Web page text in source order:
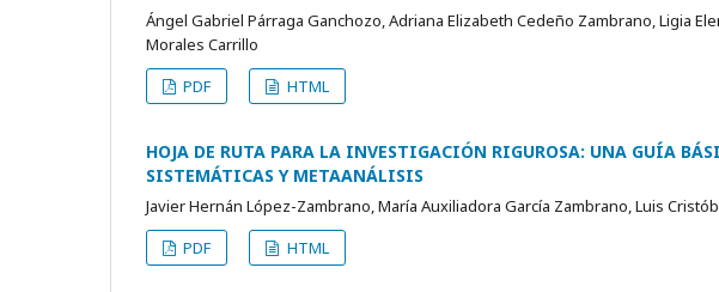
Ángel Gabriel Párraga Ganchozo, Adriana Elizabeth Cedeño Zambrano, Ligia
Morales Carrillo
PDF HTML
HOJA DE RUTA PARA LA INVESTIGACIÓN RIGUROSA: UNA GUÍA
SISTEMÁTICAS Y METAANÁLISIS
Javier Hernán López-Zambrano, María Auxiliadora García Zambrano, Luis
PDF
HTML